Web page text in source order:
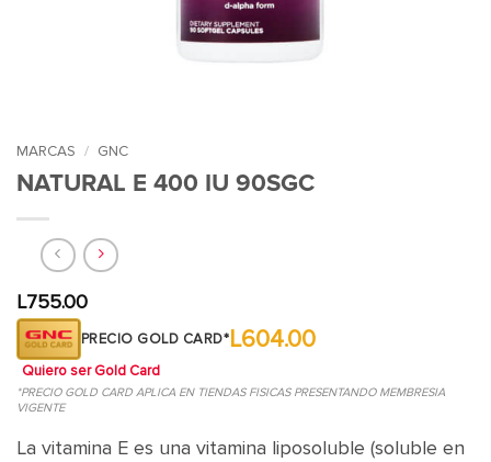
MARCAS / GNC
NATURAL E 400 IU 90SGC
L755.00
PRECIO GOLD CARD*L604.00
Quiero ser Gold Card
*PRECIO GOLD CARD APLICA EN TIENDAS FISICAS PRESENTANDO MEMBRESIA
VIGENTE
La vitamina E es una vitamina liposoluble (soluble en